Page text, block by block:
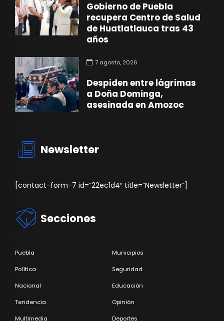
Gobierno de Puebla
recupera Centro de Salud
de Huatlatlauca tras 43
años
7 agosto, 2026
Despiden entre lágrimas
a Doña Dominga,
asesinada en Amozoc
Newsletter
[contact-form-7 id=”22ec1d4″ title=”Newsletter”]
Secciones
Puebla Municipios
Política Seguridad
Nacional Educación
Tendencia Opinión
Multimedia Deportes